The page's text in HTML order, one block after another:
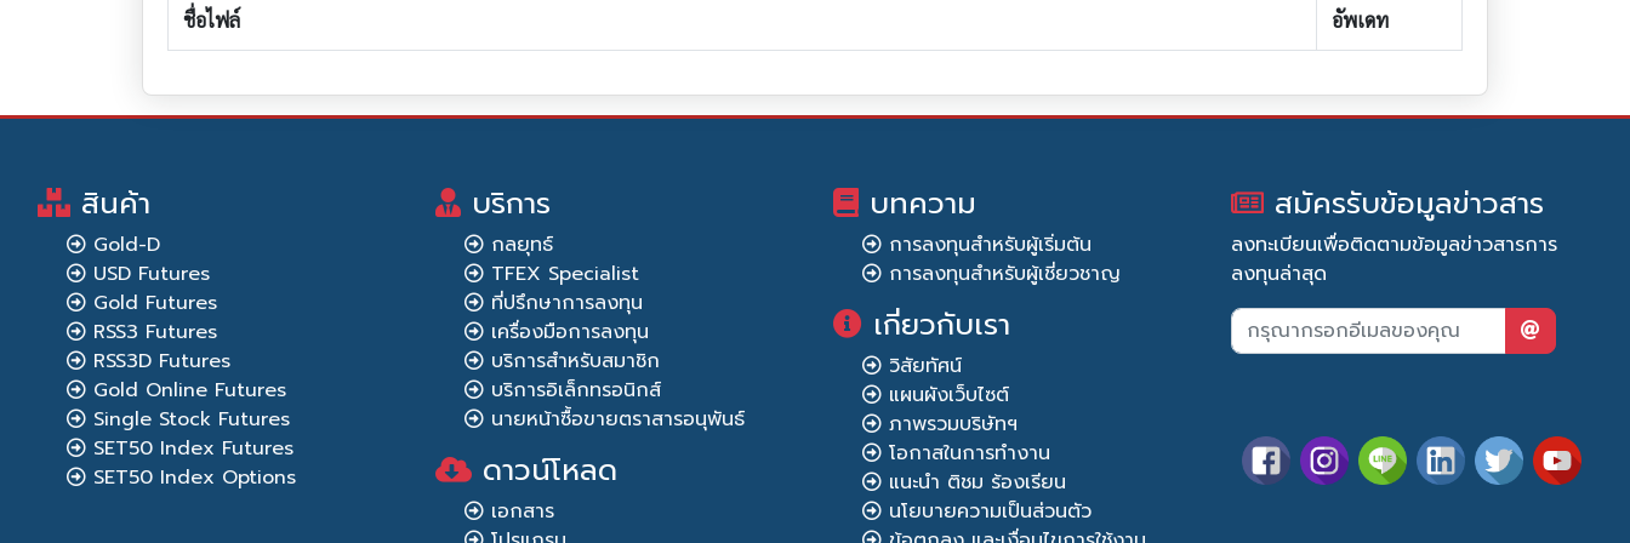
ชื่อไฟล์ อัพเดท
สินค้า
Gold-D
USD Futures
Gold Futures
RSS3 Futures
RSS3D Futures
Gold Online Futures
Single Stock Futures
SET50 Index Futures
SET50 Index Options
บริการ
กลยุทธ์
TFEX Specialist
ที่ปรึกษาการลงทุน
เครื่องมือการลงทุน
บริการสำหรับสมาชิก
บริการอิเล็กทรอนิกส์
นายหน้าซื้อขายตราสารอนุพันธ์
ดาวน์โหลด
เอกสาร
บทความ
การลงทุนสำหรับผู้เริ่มต้น
การลงทุนสำหรับผู้เชี่ยวชาญ
เกี่ยวกับเรา
วิสัยทัศน์
แผนผังเว็บไซต์
ภาพรวมบริษัทฯ
โอกาสในการทำงาน
แนะนำ ติชม ร้องเรียน
นโยบายความเป็นส่วนตัว
สมัครรับข้อมูลข่าวสาร
ลงทะเบียนเพื่อติดตามข้อมูลข่าวสารการ
ลงทุนล่าสุด